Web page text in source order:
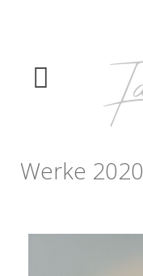
Werke 2020